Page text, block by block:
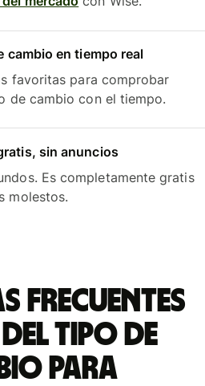
cambio en tiempo real
favoritas para comprobar
de cambio con el tiempo.
sin anuncios
Es completamente gratis
molestos.
frecuentes
tipo de
para